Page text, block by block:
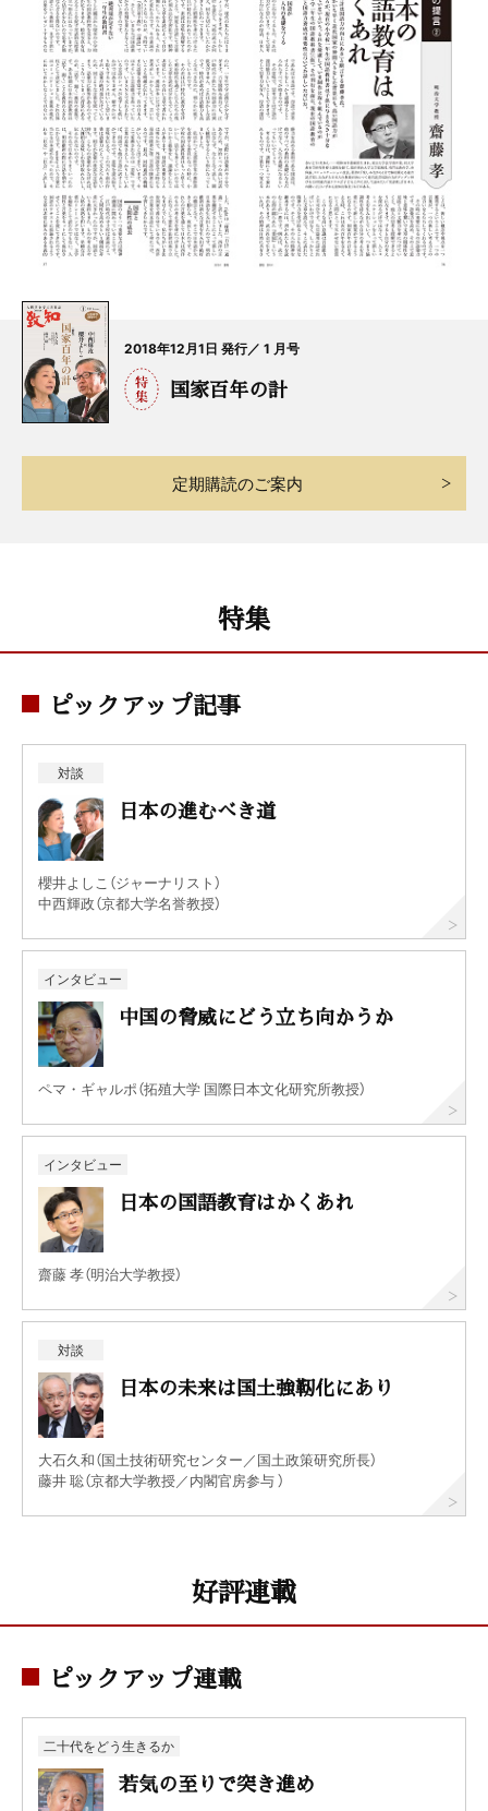
2018年12月1日 発行／ 1 月号
国家百年の計
定期購読のご案内
特集
ピックアップ記事
対談
日本の進むべき道
櫻井よしこ（ジャーナリスト）
中西輝政（京都大学名誉教授）
インタビュー
中国の脅威にどう立ち向かうか
ペマ・ギャルポ（拓殖大学 国際日本文化研究所教授）
インタビュー
日本の国語教育はかくあれ
齋藤 孝（明治大学教授）
対談
日本の未来は国土強靭化にあり
大石久和（国土技術研究センター／国土政策研究所長）
藤井 聡（京都大学教授／内閣官房参与 ）
好評連載
ピックアップ連載
二十代をどう生きるか
若気の至りで突き進め